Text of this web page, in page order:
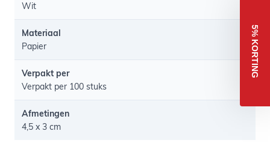
Wit
Materiaal
Papier
Verpakt per
Verpakt per 100 stuks
Afmetingen
4,5 x 3 cm
5% KORTING